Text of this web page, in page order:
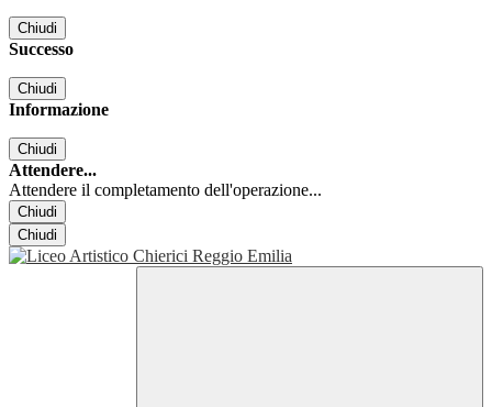
Chiudi
Successo
Chiudi
Informazione
Chiudi
Attendere...
Attendere il completamento dell'operazione...
Chiudi
Chiudi